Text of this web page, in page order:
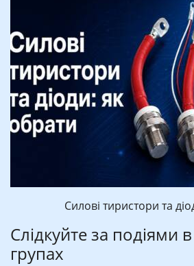
Силові тиристори та
Слідкуйте за подіями
групах